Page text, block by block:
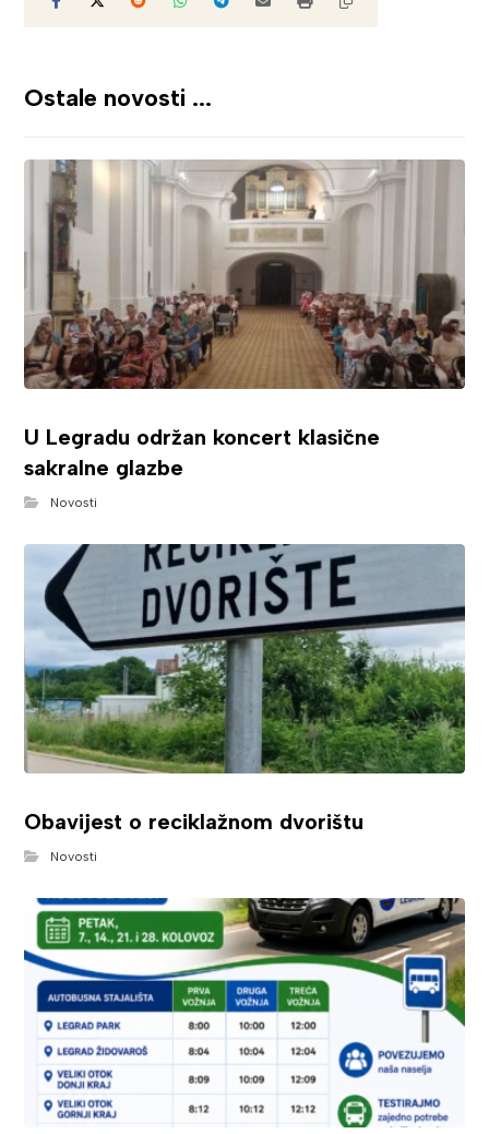
Ostale novosti ...
U Legradu održan koncert klasične
sakralne glazbe
Novosti
Obavijest o reciklažnom dvorištu
Novosti